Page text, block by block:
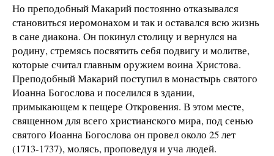
Но преподобный Макарий постоянно отказывался
становиться иеромонахом и так и оставался всю жизнь
в сане диакона. Он покинул столицу и вернулся на
родину, стремясь посвятить себя подвигу и молитве,
которые считал главным оружием воина Христова.
Преподобный Макарий поступил в монастырь святого
Иоанна Богослова и поселился в здании,
примыкающем к пещере Откровения. В этом месте,
священном для все­го христианского мира, под сенью
святого Иоанна Богослова он провел около 25 лет
(1713-1737), молясь, проповедуя и уча людей.